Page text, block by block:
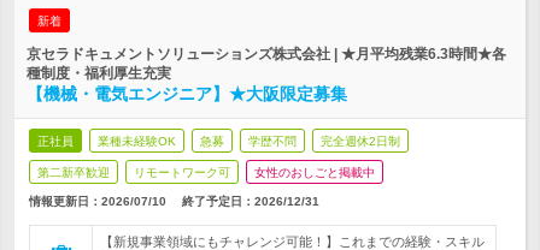
新着
京セラドキュメントソリューションズ株式会社 | ★月平均残業6.3時間★各
種制度・福利厚生充実
【機械・電気エンジニア】★大阪限定募集
正社員 業種未経験OK 急募 学歴不問 完全週休2日制
第二新卒歓迎 リモートワーク可 女性のおしごと掲載中
情報更新日：2026/07/10 終了予定日： 2026/12/31
【新規事業領域にもチャレンジ可能！】これまでの経験・スキル